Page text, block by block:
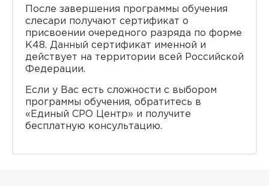
После завершения программы обучения
слесари получают сертификат о
присвоении очередного разряда по форме
K48. Данный сертификат именной и
действует на территории всей Российской
Федерации.
Если у Вас есть сложности с выбором
программы обучения, обратитесь в
«Единый СРО Центр» и получите
бесплатную консультацию.